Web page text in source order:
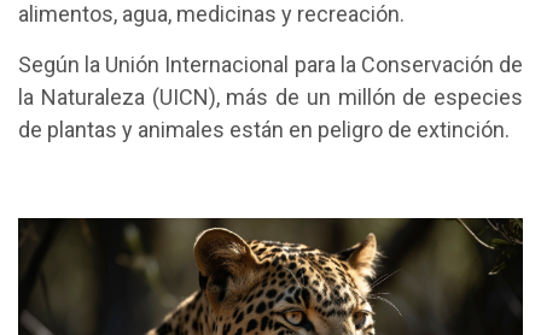
alimentos, agua, medicinas y recreación.
Según la Unión Internacional para la Conservación de
la Naturaleza (UICN), más de un millón de especies
de plantas y animales están en peligro de extinción.